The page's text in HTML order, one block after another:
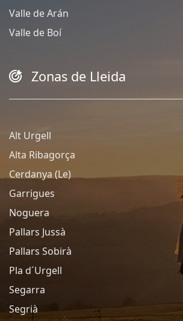
Valle de Arán
Valle de Boí
Zonas de Lleida
Alt Urgell
Alta Ribagorça
Cerdanya (Le)
Garrigues
Noguera
Pallars Jussà
Pallars Sobirà
Pla d´Urgell
Segarra
Segrià